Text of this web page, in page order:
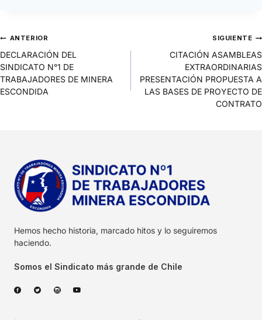
ANTERIOR
DECLARACIÓN DEL
SINDICATO N°1 DE
TRABAJADORES DE MINERA
ESCONDIDA
SIGUIENTE
CITACIÓN ASAMBLEAS
EXTRAORDINARIAS
PRESENTACIÓN PROPUESTA A
LAS BASES DE PROYECTO DE
CONTRATO
Hemos hecho historia, marcado hitos y lo seguiremos
haciendo.
Somos el Sindicato más grande de Chile